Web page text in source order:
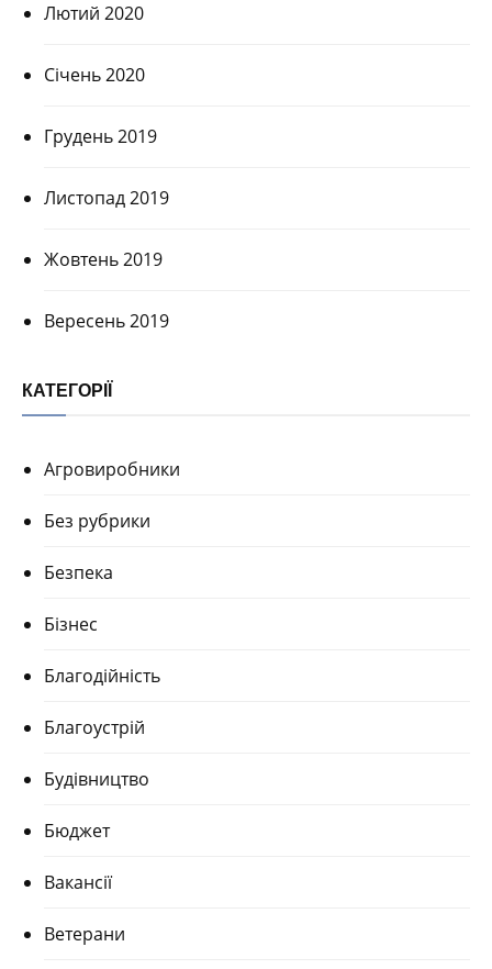
Лютий 2020
Січень 2020
Грудень 2019
Листопад 2019
Жовтень 2019
Вересень 2019
КАТЕГОРІЇ
Агровиробники
Без рубрики
Безпека
Бізнес
Благодійність
Благоустрій
Будівництво
Бюджет
Вакансії
Ветерани